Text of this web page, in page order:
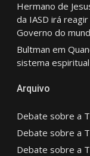
Hermano de
da IASD irá
Governo do
Bultman em
sistema
Arquivo
Debate sobre a
Debate sobre a
Debate sobre a